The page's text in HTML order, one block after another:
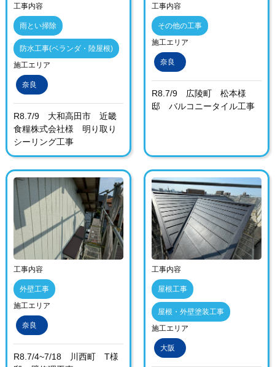
工事内容
雨とい掃除
防水工事(ベランダ・陸屋根)
施工エリア
奈良
R8.7/9 大和高田市 近畿
食糧株式会社様 明り取り
シーリング工事
工事内容
その他の工事
施工エリア
奈良
R8.7/9 広陵町 松本様
邸 バルコニータイル工事
工事内容
外壁工事
施工エリア
奈良
R8.7/4~7/18 川西町 T様
工事内容
屋根工事
屋根・外壁塗装工事
施工エリア
大阪